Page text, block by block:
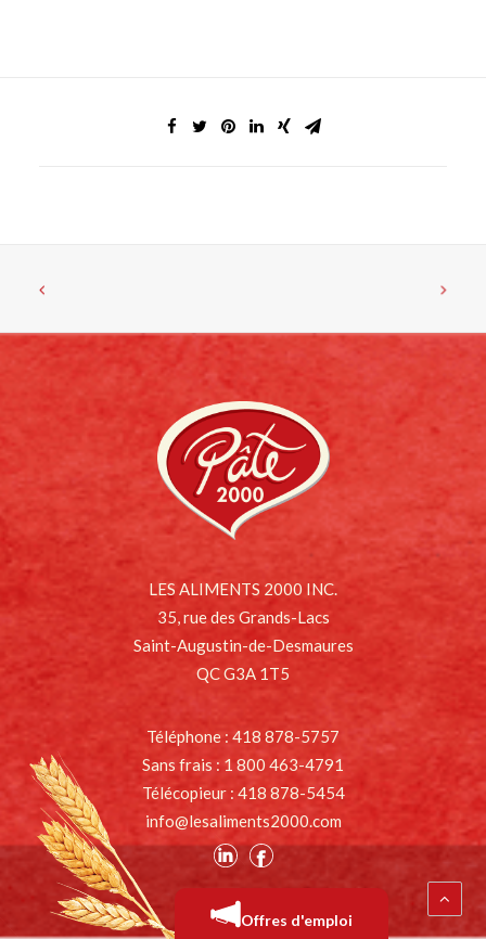
LES ALIMENTS 2000 INC.
35, rue des Grands-Lacs
Saint-Augustin-de-Desmaures
QC G3A 1T5
Téléphone : 418 878-5757
Sans frais : 1 800 463-4791
Télécopieur : 418 878-5454
info@lesaliments2000.com
Offres d'emploi